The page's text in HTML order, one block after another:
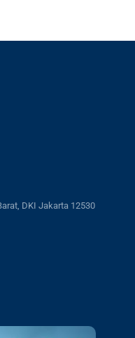
DKI Jakarta 12530